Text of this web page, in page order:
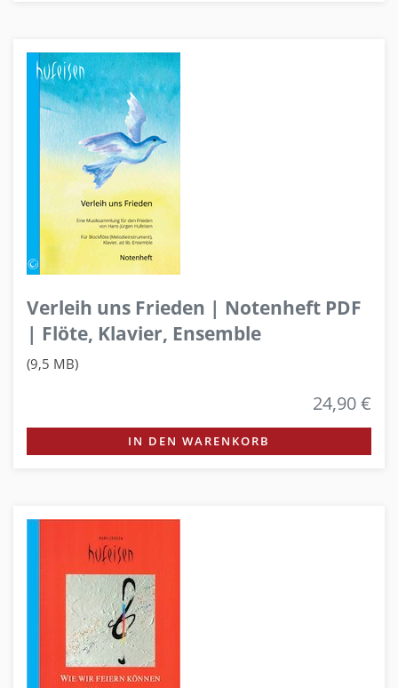
Verleih uns Frieden | Notenheft PDF
| Flöte, Klavier, Ensemble
(9,5 MB)
24,90 €
IN DEN WARENKORB